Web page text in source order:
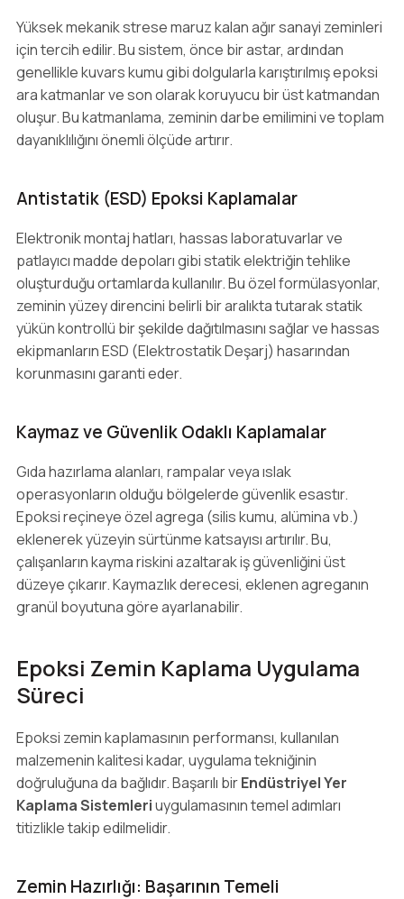
Yüksek mekanik strese maruz kalan ağır sanayi zeminleri
için tercih edilir. Bu sistem, önce bir astar, ardından
genellikle kuvars kumu gibi dolgularla karıştırılmış epoksi
ara katmanlar ve son olarak koruyucu bir üst katmandan
oluşur. Bu katmanlama, zeminin darbe emilimini ve toplam
dayanıklılığını önemli ölçüde artırır.
Antistatik (ESD) Epoksi Kaplamalar
Elektronik montaj hatları, hassas laboratuvarlar ve
patlayıcı madde depoları gibi statik elektriğin tehlike
oluşturduğu ortamlarda kullanılır. Bu özel formülasyonlar,
zeminin yüzey direncini belirli bir aralıkta tutarak statik
yükün kontrollü bir şekilde dağıtılmasını sağlar ve hassas
ekipmanların ESD (Elektrostatik Deşarj) hasarından
korunmasını garanti eder.
Kaymaz ve Güvenlik Odaklı Kaplamalar
Gıda hazırlama alanları, rampalar veya ıslak
operasyonların olduğu bölgelerde güvenlik esastır.
Epoksi reçineye özel agrega (silis kumu, alümina vb.)
eklenerek yüzeyin sürtünme katsayısı artırılır. Bu,
çalışanların kayma riskini azaltarak iş güvenliğini üst
düzeye çıkarır. Kaymazlık derecesi, eklenen agreganın
granül boyutuna göre ayarlanabilir.
Epoksi Zemin Kaplama Uygulama
Süreci
Epoksi zemin kaplamasının performansı, kullanılan
malzemenin kalitesi kadar, uygulama tekniğinin
doğruluğuna da bağlıdır. Başarılı birEndüstriyel Yer
Kaplama Sistemleriuygulamasının temel adımları
titizlikle takip edilmelidir.
Zemin Hazırlığı: Başarının Temeli